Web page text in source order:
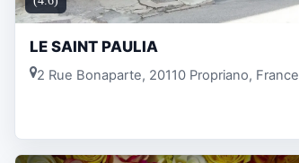
LE SAINT PAULIA
2 Rue Bonaparte, 20110 Propriano, France